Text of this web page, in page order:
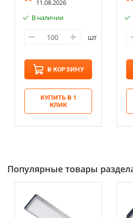
11.08.2026
В наличии
шт
В КОРЗИНУ
КУПИТЬ В 1
КЛИК
Популярные товары